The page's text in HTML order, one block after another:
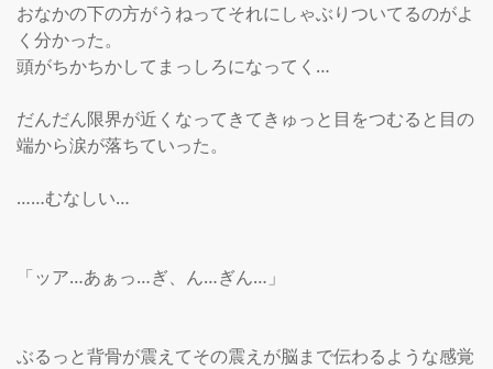
おなかの下の方がうねってそれにしゃぶりついてるのがよ
く分かった。
頭がちかちかしてまっしろになってく…
だんだん限界が近くなってきてきゅっと目をつむると目の
端から涙が落ちていった。
……むなしい…
「ッア…あぁっ…ぎ、ん…ぎん…」
ぶるっと背骨が震えてその震えが脳まで伝わるような感覚